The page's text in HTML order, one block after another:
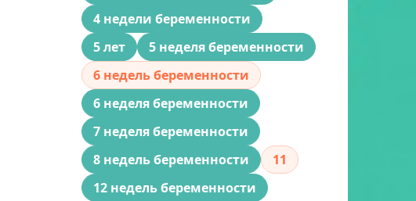
4 недели беременности
5 лет
5 неделя беременности
6 недель беременности
6 неделя беременности
7 неделя беременности
8 недель беременности
11
12 недель беременности